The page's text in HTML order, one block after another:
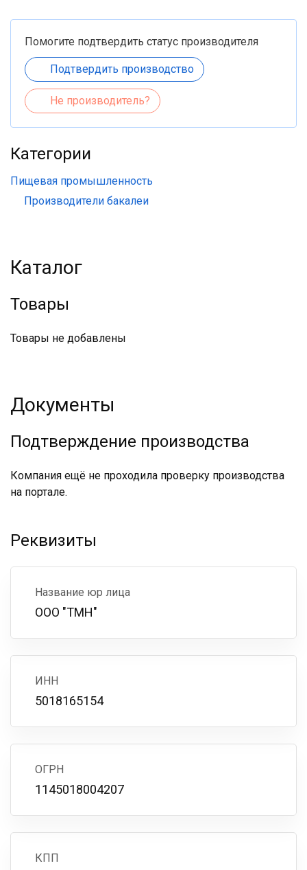
Помогите подтвердить статус производителя
Подтвердить производство
Не производитель?
Категории
Пищевая промышленность
Производители бакалеи
Каталог
Товары
Товары не добавлены
Документы
Подтверждение производства
Компания ещё не проходила проверку производства
на портале.
Реквизиты
Название юр лица
ООО "ТМН"
ИНН
5018165154
ОГРН
1145018004207
КПП